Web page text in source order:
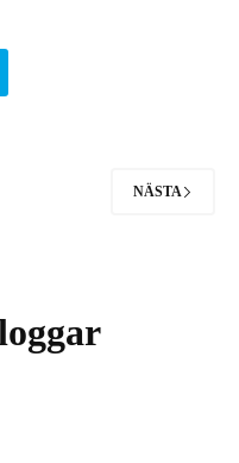
NÄSTA